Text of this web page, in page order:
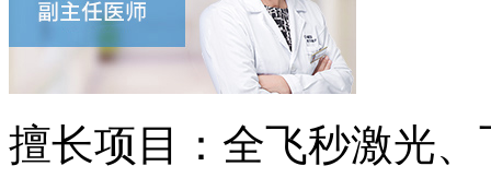
擅长项目： 全飞秒激光